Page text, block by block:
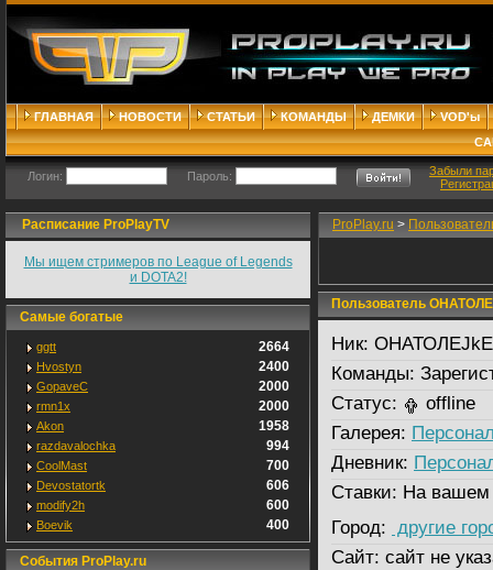
ГЛАВНАЯ НОВОСТИ СТАТЬИ КОМАНДЫ ДЕМКИ
VOD'ы
Логин: Пароль:
Забыли
Расписание ProPlayTV
Мы ищем стримеров по League of Legends
и DOTA2!
Самые богатые
ggtt 2664
Hvostyn 2400
GopaveC 2000
rmn1x 2000
Akon 1958
razdavalochka 994
CoolMast 700
Devostatortk 606
modify2h 600
Boevik 400
События ProPlay.ru
ProPlay.ru >
Пользователь
Ник:
Команды:
Статус:
offline
Галерея:
Дневник:
Ставки: На вашем
Город: другие
Сайт: сайт не